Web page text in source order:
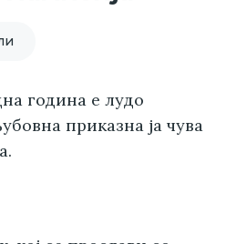
година е лудо
приказна ја чува